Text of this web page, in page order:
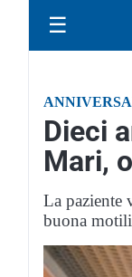
☰
Dieci
Mari,
La paziente
buona